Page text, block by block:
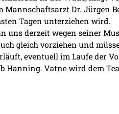
Mannschaftsarzt Dr. Jürgen
Tagen unterziehen wird.
uns derzeit wegen seiner
gleich vorziehen und
eventuell im Laufe der
Hanning. Vatne wird dem